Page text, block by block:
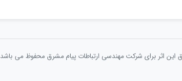
این اثر برای شرکت مهندسی ارتباطات پيام مشرق محفوظ می باشد